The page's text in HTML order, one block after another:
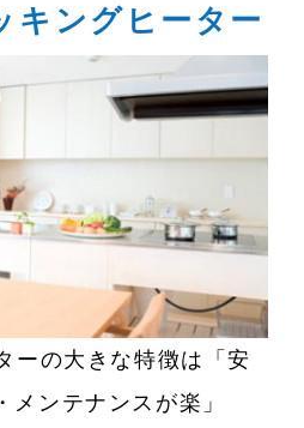
キングヒーター
ーの大きな特徴は「安
ンテナンスが楽」